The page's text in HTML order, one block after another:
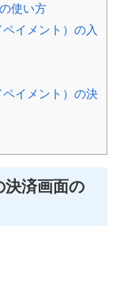
使い方
イメント）の入
イメント）の決
済画面の